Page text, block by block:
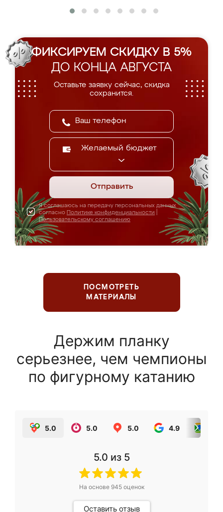
ФИКСИРУЕМ СКИДКУ В 5%
ДО КОНЦА АВГУСТА
Оставьте заявку сейчас, скидка
сохранится.
Желаемый бюджет
Отправить
Я соглашаюсь на передачу персональных данных
согласно Политике конфиденциальности
Пользовательскому соглашению
ПОСМОТРЕТЬ
МАТЕРИАЛЫ
Держим планку
серьезнее, чем чемпионы
по фигурному катанию
5.0 5.0 5.0 4.9
5.0 из 5
На основе 945оценок
Оставить отзыв